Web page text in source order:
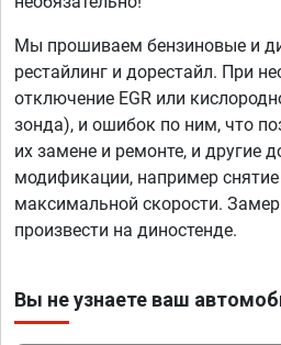
Мы прошиваем бензиновые и
рестайлинг и дорестайл. При
отключение EGR или
зонда), и ошибок по ним, что
их замене и ремонте, и другие
модификации, например снятие
максимальной скорости.
произвести на диностенде.
Вы не узнаете ваш